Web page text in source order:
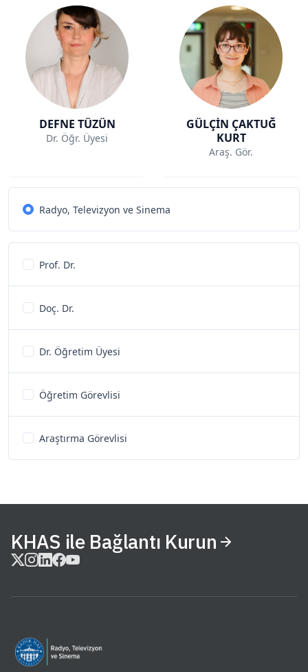
DEFNE TÜZÜN
Dr. Öğr. Üyesi
GÜLÇİN ÇAKTUĞ
KURT
Araş. Gör.
Radyo, Televizyon ve Sinema
Prof. Dr.
Doç. Dr.
Dr. Öğretim Üyesi
Öğretim Görevlisi
Araştırma Görevlisi
KHAS ile Bağlantı Kurun